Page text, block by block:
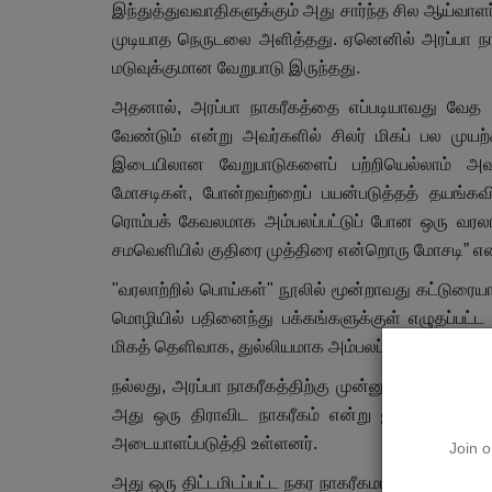
Join
இந்துத்துவவாதிகளுக்கும் அது சார்ந்த சில
முடியாத நெருடலை அளித்தது. ஏனெனில் அரப்பா
மடுவுக்குமான வேறுபாடு இருந்தது.
அதனால், அரப்பா நாகரீகத்தை எப்படியாவது வேத
வேண்டும் என்று அவர்களில் சிலர் மிகப் பல
இடையிலான வேறுபாடுகளைப் பற்றியெல்லாம்
மோசடிகள், போன்றவற்றைப் பயன்படுத்தத்
ரொம்பக் கேவலமாக அம்பலப்பட்டுப் போன ஒரு
சமவெளியில் குதிரை முத்திரை என்றொரு மோசடி”
"வரலாற்றில் பொய்கள்" நூலில் மூன்றாவது
மொழியில் பதினைந்து பக்கங்களுக்குள்
மிகத் தெளிவாக, துல்லியமாக
நல்லது, அரப்பா நாகரீகத்திற்கு முன்னுரை
அது ஒரு திராவிட நாகரீகம் என்று ஐராவதம்
அடையாளப்படுத்தி உள்ளனர்.
அது ஒரு திட்டமிடப்பட்ட நகர நாகரீகமாக,
கார்ட்டூன் - மீம்ஸ்
அரசியல் கார்ட்டூன் & மீம்ஸ்
Nov 28, 2022 0 333
அரசியல் கார்ட்டூன் & மீம்ஸ் 28.11.2022